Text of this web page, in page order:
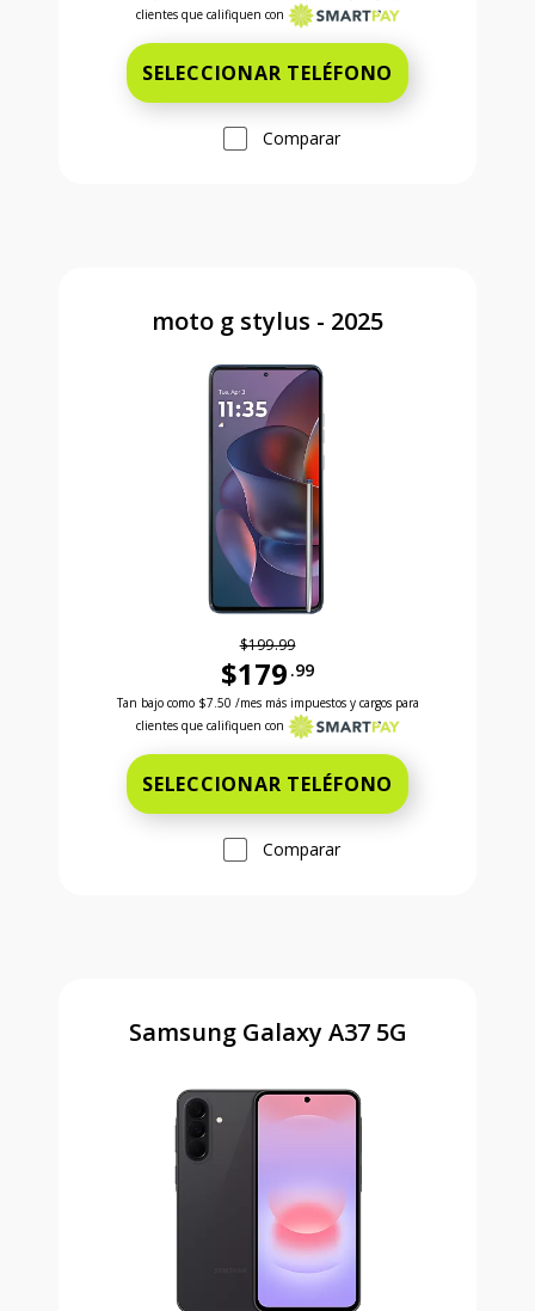
clientes que califiquen con
SELECCIONAR TELÉFONO
Comparar
moto g stylus - 2025
$199.99
$179 .99
Antes el precio era 199 dollars and 99 cents
Tan bajo como $7.50 /mes más impuestos y cargos para
clientes que califiquen con
SELECCIONAR TELÉFONO
Comparar
Samsung Galaxy A37 5G